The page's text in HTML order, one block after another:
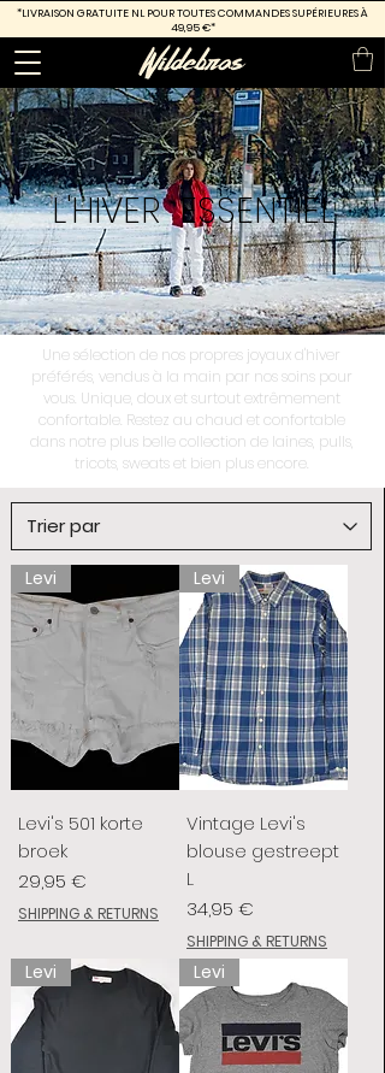
*LIVRAISON GRATUITE NL POUR TOUTES COMMANDES SUPÉRIEURES À
49,95 €*
L'HIVER ESSENTIEL
Une sélection de nos propres joyaux d'hiver
préférés, vendus à la main par nos soins pour
vous. Unique, doux et surtout extrêmement
confortable. Restez au chaud et confortable
dans notre plus belle collection de laines, pulls,
tricots, sweats et bien plus encore.
Levi
Levi's 501 korte
broek
Prix
29,95 €
SHIPPING & RETURNS
Levi
Vintage Levi's
blouse gestreept
L
Prix
34,95 €
SHIPPING & RETURNS
Levi Levi